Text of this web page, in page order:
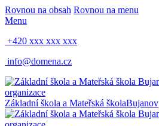
Rovnou na obsah Rovnou na menu
Menu
+420 xxx xxx xxx
info@domena.cz
Základní škola a Mateřská školaBujanov